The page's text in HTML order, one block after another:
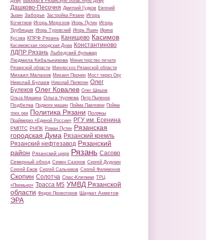
Дашково-Песочня Дмитрий Гудков Евгений
Зызин Заборье Застройка Рязани Игорь
Кочетков Игорь Морозов Игорь Путин Игорь
Трубицын Игорь Туровский Игорь Яшин Ирина
Кусова КПРФ Рязань Канищево Касимов
Касимовская городская Дума Константиново
ЛДПР Рязань Лыбедский бульвар
Людмила Кибальникова Министерство печати
Рязанской области Минлесхоз Рязанской области
Михаил Малахов Михаил Пронин Мост через Оку
Николай Булаев Николай Пилюгин Олег
Булеков Олег Ковалев Олег Шишов
Ольга Мишина Ольга Чуляева Петр Пыленок
Подбелка Поджоги машин Пойма Павловки Пойма
трех рек Политика Рязани Поляны
Праймериз «Единой России» РГУ им. Есенина
РМПТС РНПК Роман Путин Рязанская
городская Дума Рязанский кремль
Рязанский нефтезавод Рязанский
район Рязанский цирк Рязань Сасово
Северный обход Семен Сазонов Сергей Дудукин
Сергей Ежов Сергей Сальников Сергей Филимонов
Скопин Солотча Спас-Клепики ТРЦ
«Премьер» Трасса М5 УМВД Рязанской
области Федор Провоторов Шаукат Ахметов
ЭРА